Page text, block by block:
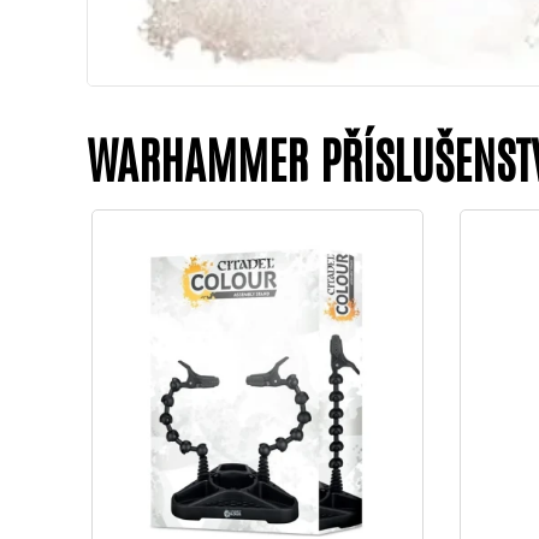
WARHAMMER